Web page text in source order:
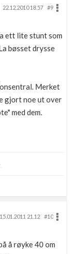
22.12.2010 18.57
#9
ett lite stunt som
bøsset drysse
Merket
gjort noe ut over
med dem.
15.01.2011 21.12
#10
å røyke 40 om